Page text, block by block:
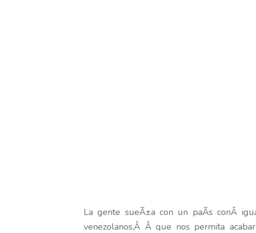
La gente sueÃ±a con un paÃ­s conÂ
venezolanos,Â Â que nos permita